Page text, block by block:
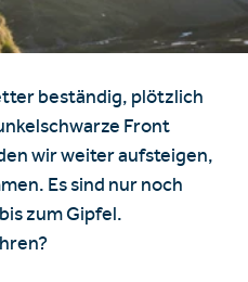
Gutscheinshop
Deutsch
beständig, plötzlich
Front
wir weiter aufsteigen,
Es sind nur noch
zum Gipfel.